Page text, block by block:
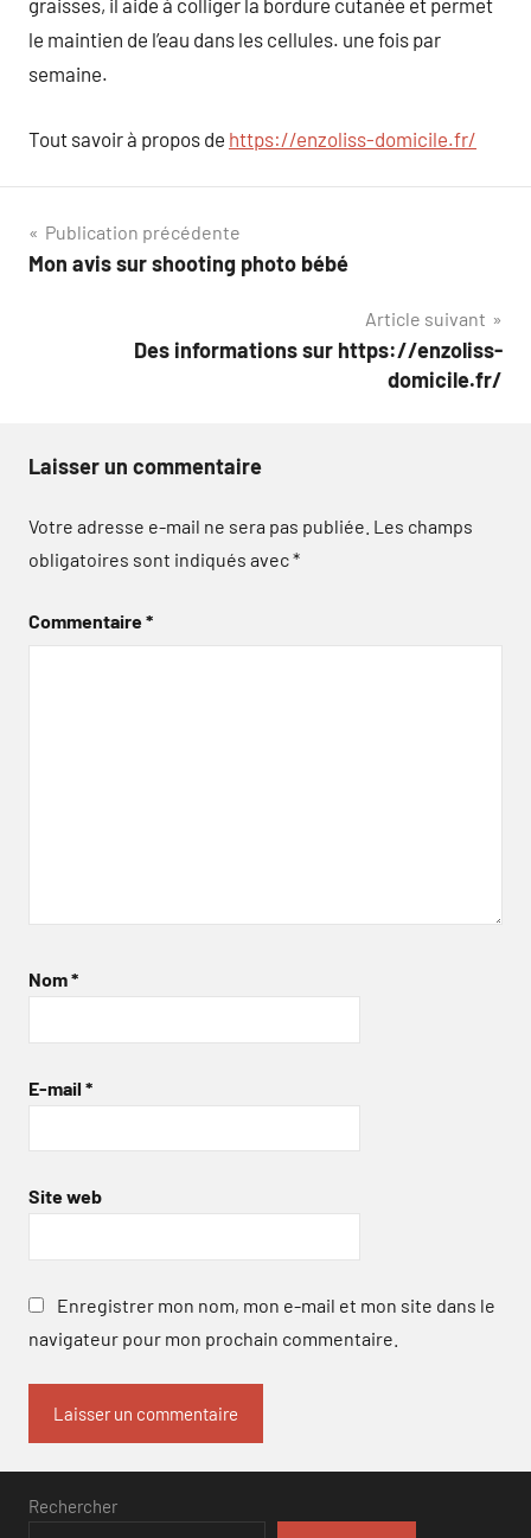
graisses, il aide à colliger la bordure cutanée et permet
le maintien de l’eau dans les cellules. une fois par
semaine.
Tout savoir à propos de https://enzoliss-domicile.fr/
Navigation
de
Publication précédente
Mon avis sur shooting photo bébé
Article suivant
Des informations sur https://enzoliss-
domicile.fr/
Laisser un commentaire
Votre adresse e-mail ne sera pas publiée. Les champs
obligatoires sont indiqués avec*
Commentaire*
Nom*
E-mail *
Site web
Enregistrer mon nom, mon e-mail et mon site dans le
navigateur pour mon prochain commentaire.
Rechercher